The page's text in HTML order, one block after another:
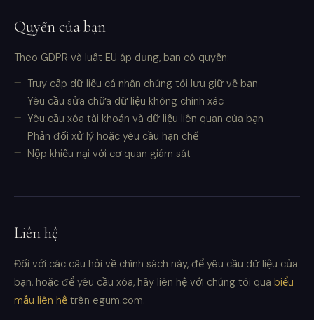
Quyền của bạn
Theo GDPR và luật EU áp dụng, bạn có quyền:
Truy cập dữ liệu cá nhân chúng tôi lưu giữ về bạn
Yêu cầu sửa chữa dữ liệu không chính xác
Yêu cầu xóa tài khoản và dữ liệu liên quan của bạn
Phản đối xử lý hoặc yêu cầu hạn chế
Nộp khiếu nại với cơ quan giám sát
Liên hệ
Đối với các câu hỏi về chính sách này, để yêu cầu dữ liệu của
bạn, hoặc để yêu cầu xóa, hãy liên hệ với chúng tôi qua biểu
mẫu liên hệ trên egum.com.